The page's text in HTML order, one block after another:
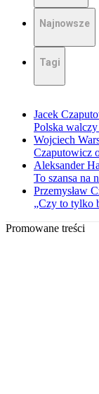
Najnowsze
Tagi
Jacek
Polska
Wojciech
Czaputowicz
Aleksander
To szansa na
Przemysław
„Czy to tylko
Promowane treści